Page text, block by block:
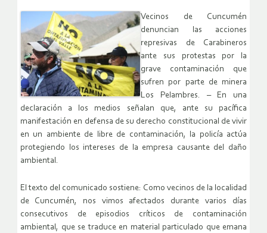
Vecinos de Cuncumén
denuncian las acciones
represivas de Carabineros
ante sus protestas por la
grave contaminación que
sufren por parte de minera
Los Pelambres. – En una
declaración a los medios señalan que, ante su pacífica
manifestación en defensa de su derecho constitucional de vivir
en un ambiente de libre de contaminación, la policía actúa
protegiendo los intereses de la empresa causante del daño
ambiental.
El texto del comunicado sostiene: Como vecinos de la localidad
de Cuncumén, nos vimos afectados durante varios días
consecutivos de episodios críticos de contaminación
ambiental, que se traduce en material particulado que emana